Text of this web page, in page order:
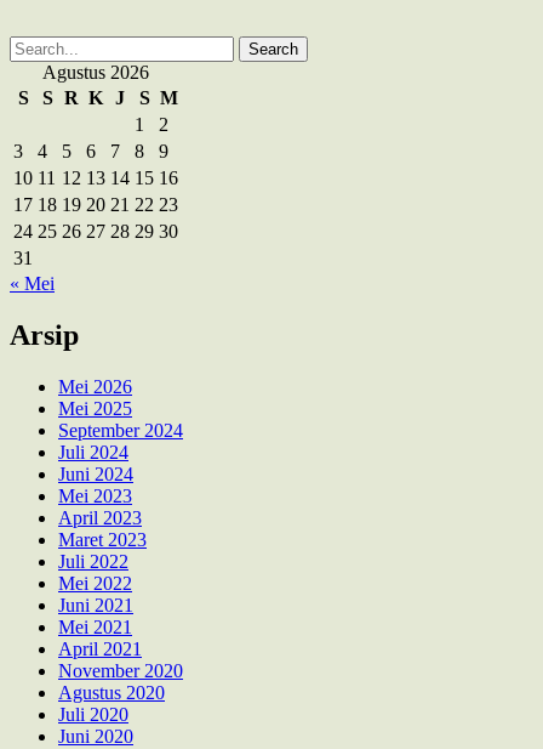
Search
for: Agustus 2026
S
S R K J S M
1
2
3
4 5 6 7 8
9
10 11 12 13 14 15 16
17 18 19 20 21 22 23
24 25 26 27 28 29 30
31
« Mei
Arsip
Mei 2026
Mei 2025
September 2024
Juli 2024
Juni 2024
Mei 2023
April 2023
Maret 2023
Juli 2022
Mei 2022
Juni 2021
Mei 2021
April 2021
November 2020
Agustus 2020
Juli 2020
Juni 2020